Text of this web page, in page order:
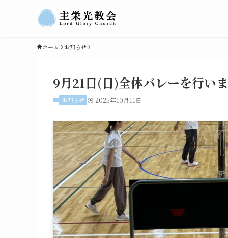
ホーム お知らせ
9月21日(日)全体バレーを行い
お知らせ 2025年10月11日